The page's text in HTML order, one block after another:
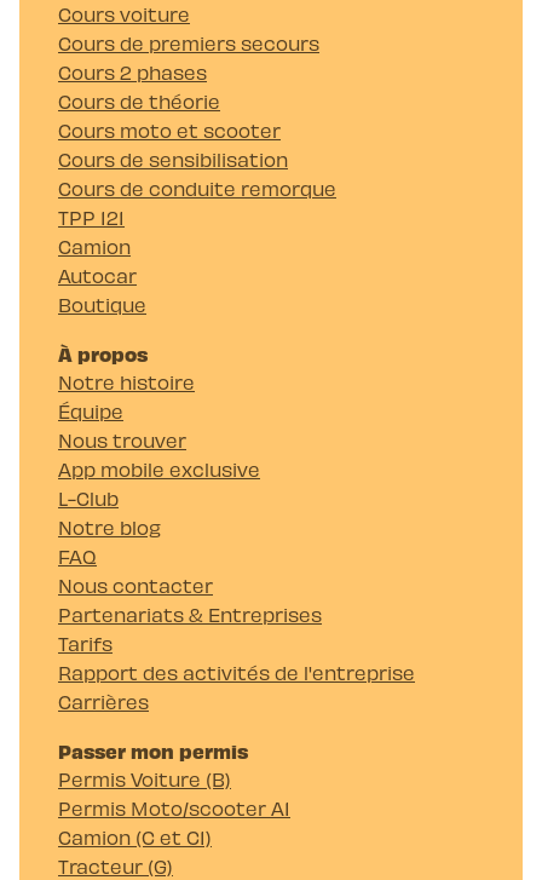
Cours voiture
Cours de premiers secours
Cours 2 phases
Cours de théorie
Cours moto et scooter
Cours de sensibilisation
Cours de conduite remorque
TPP 121
Camion
Autocar
Boutique
À propos
Notre histoire
Équipe
Nous trouver
App mobile exclusive
L-Club
Notre blog
FAQ
Nous contacter
Partenariats & Entreprises
Tarifs
Rapport des activités de l'entreprise
Carrières
Passer mon permis
Permis Voiture (B)
Permis Moto/scooter A1
Camion (C et C1)
Tracteur (G)